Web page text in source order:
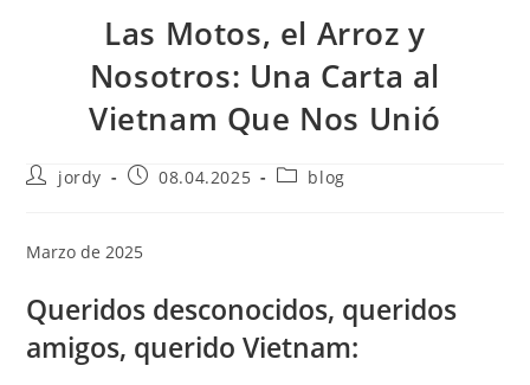
Las Motos, el Arroz y
Nosotros: Una Carta al
Vietnam Que Nos Unió
Autor
entrada:
jordy
Publicación
entrada:
08.04.2025
Categoría
blog
Marzo de 2025
Queridos desconocidos, queridos
amigos, querido Vietnam: